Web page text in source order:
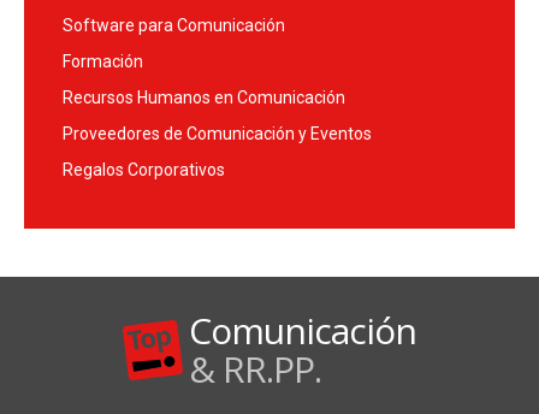
Software para Comunicación
Formación
Recursos Humanos en Comunicación
Proveedores de Comunicación y Eventos
Regalos Corporativos
Comunicación
& RR.PP.